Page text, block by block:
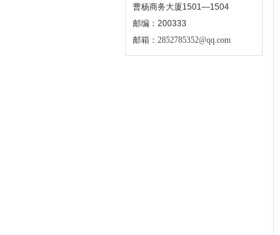
曹杨商务大厦1501—1504
邮编：200333
邮箱： 2852785352@qq.com